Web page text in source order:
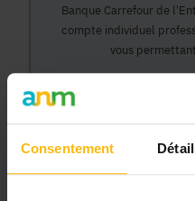
Consentement
Banque Carrefour de
compte individuel
vous